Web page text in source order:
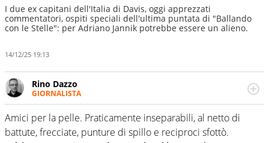
I due ex capitani dell'Italia di Davis, oggi apprezzati
commentatori, ospiti speciali dell'ultima puntata di "Ballando
con le Stelle": per Adriano Jannik potrebbe essere un alieno.
14/12/25 19:13
Rino Dazzo
GIORNALISTA
Se mai ci fosse modo di traslare il glossario del calcio in
una nicchia di esperti, lui ne farebbe parte. Non si perde
una svista arbitrale né gli umori social del mondo delle
curve
Amici per la pelle. Praticamente inseparabili, al netto di
battute, frecciate, punture di spillo e reciproci sfottò.